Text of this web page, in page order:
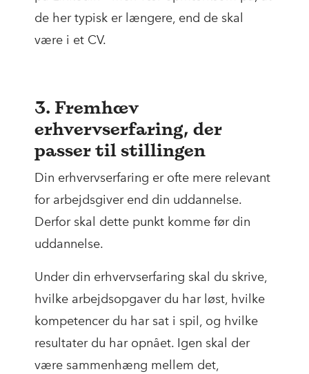
de her typisk er længere, end de skal
være i et CV.
3. Fremhæv
erhvervserfaring, der
passer til stillingen
Din erhvervserfaring er ofte mere relevant
for arbejdsgiver end din uddannelse.
Derfor skal dette punkt komme før din
uddannelse.
Under din erhvervserfaring skal du skrive,
hvilke arbejdsopgaver du har løst, hvilke
kompetencer du har sat i spil, og hvilke
resultater du har opnået. Igen skal der
være sammenhæng mellem det,